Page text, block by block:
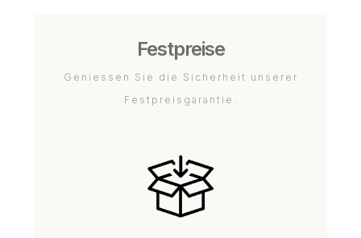
Festpreise
Geniessen Sie die Sicherheit unserer
Festpreisgarantie.